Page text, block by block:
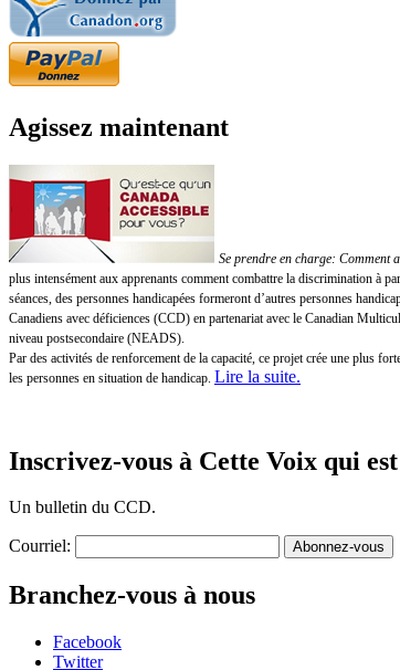
Agissez maintenant
Se prendre en charge: Comment
plus intensément aux apprenants comment combattre la discrimination à
séances, des personnes handicapées formeront d’autres personnes
Canadiens avec déficiences (CCD) en partenariat avec le Canadian
niveau postsecondaire (NEADS).
Par des activités de renforcement de la capacité, ce projet crée une plus
les personnes en situation de handicap. Lire la suite.
Inscrivez-vous à Cette Voix qui
Un bulletin du CCD.
Courriel:
Branchez-vous à nous
Facebook
Twitter